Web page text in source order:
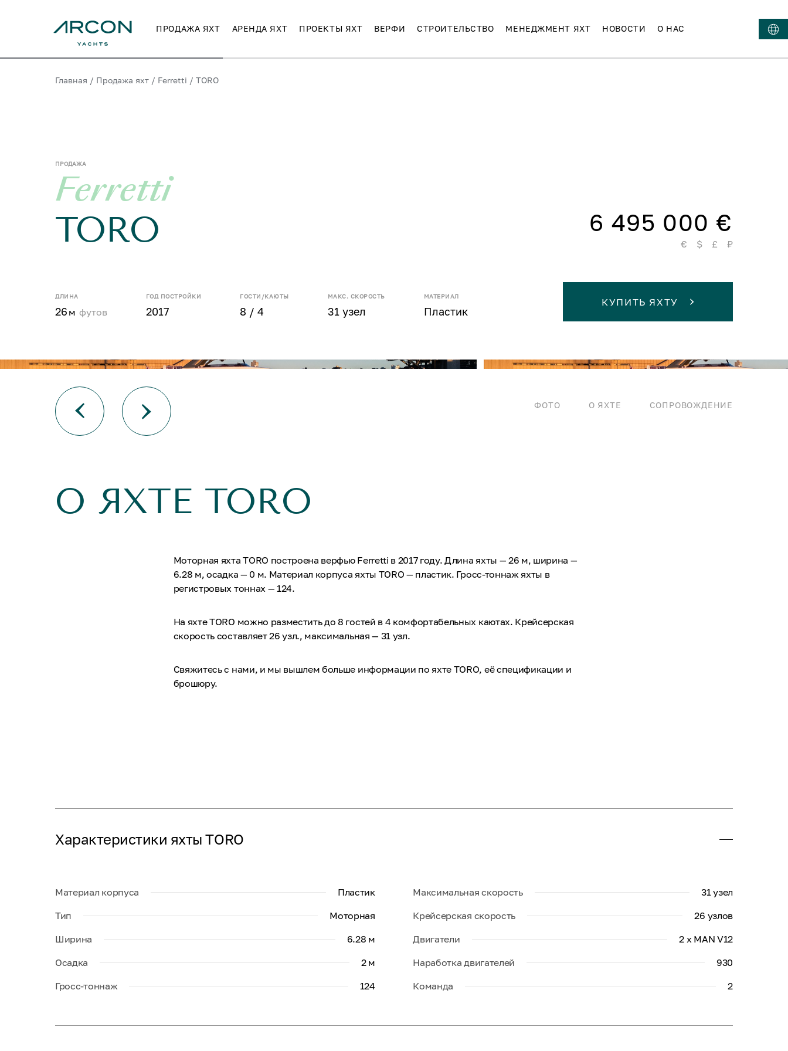
ПРОДАЖА ЯХТ АРЕНДА ЯХТ ПРОЕКТЫ ЯХТ ВЕРФИ СТРОИТЕЛЬСТВО МЕНЕДЖМЕНТ ЯХТ НОВОСТИ О НАС
Главная / Продажа яхт / Ferretti / TORO
ПРОДАЖА
Ferretti
TORO 6 495 000 €
€ $ £ ₽
ДЛИНА
26 м футов
ГОД ПОСТРОЙКИ
2017
ГОСТИ/КАЮТЫ
8 / 4
МАКС. СКОРОСТЬ
31 узел
МАТЕРИАЛ
Пластик
КУПИТЬ ЯХТУ
ФОТО О ЯХТЕ СОПРОВОЖДЕНИЕ
О ЯХТЕ TORO
Моторная яхта TORO построена верфью Ferretti в 2017 году. Длина яхты — 26 м, ширина —
6.28 м, осадка — 0 м. Материал корпуса яхты TORO — пластик. Гросс-тоннаж яхты в
регистровых тоннах — 124.
На яхте TORO можно разместить до 8 гостей в 4 комфортабельных каютах. Крейсерская
скорость составляет 26 узл., максимальная — 31 узл.
Свяжитесь с нами, и мы вышлем больше информации по яхте TORO, её спецификации и
брошюру.
Характеристики яхты TORO
Материал корпуса
Пластик
Тип
Моторная
Ширина
6.28 м
Осадка
2 м
Гросс-тоннаж
124
Максимальная скорость
31 узел
Крейсерская скорость
26 узлов
Двигатели
2 x MAN V12
Наработка двигателей
930
Команда
2